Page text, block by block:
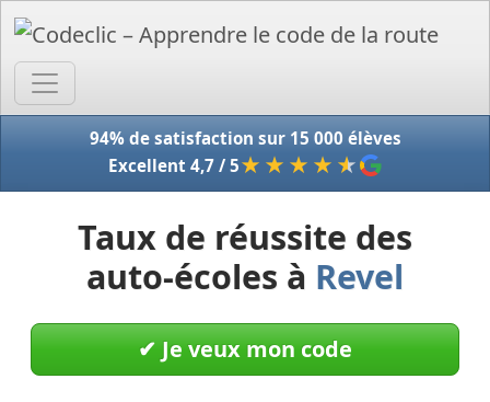
94% de satisfaction sur 15 000 élèves
Excellent 4,7 / 5★★★★ ★
Taux de réussite des
auto-écoles à Revel
✔︎ Je veux mon code